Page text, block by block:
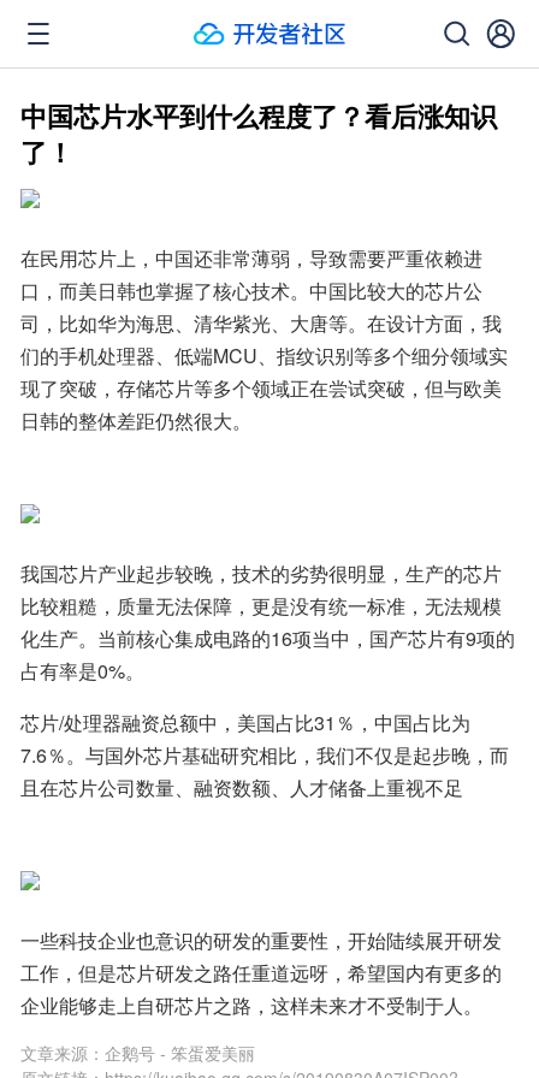
中国芯片水平到什么程度了？看后涨知识
了！
在民用芯片上，中国还非常薄弱，导致需要严重依赖进
口，而美日韩也掌握了核心技术。中国比较大的芯片公
司，比如华为海思、清华紫光、大唐等。在设计方面，我
们的手机处理器、低端MCU、指纹识别等多个细分领域实
现了突破，存储芯片等多个领域正在尝试突破，但与欧美
日韩的整体差距仍然很大。
我国芯片产业起步较晚，技术的劣势很明显，生产的芯片
比较粗糙，质量无法保障，更是没有统一标准，无法规模
化生产。当前核心集成电路的16项当中，国产芯片有9项的
占有率是0%。
芯片/处理器融资总额中，美国占比31％，中国占比为
7.6％。与国外芯片基础研究相比，我们不仅是起步晚，而
且在芯片公司数量、融资数额、人才储备上重视不足
一些科技企业也意识的研发的重要性，开始陆续展开研发
工作，但是芯片研发之路任重道远呀，希望国内有更多的
企业能够走上自研芯片之路，这样未来才不受制于人。
文章来源： 企鹅号 - 笨蛋爱美丽